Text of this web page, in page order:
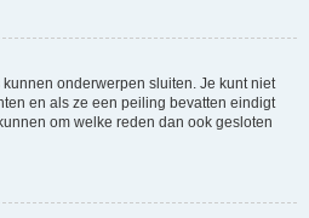
onderwerpen sluiten. Je kunt niet
en als ze een peiling bevatten eindigt
om welke reden dan ook gesloten